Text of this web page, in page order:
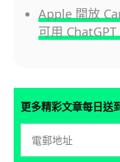
Apple 開放
可用
更多精彩文章每日送